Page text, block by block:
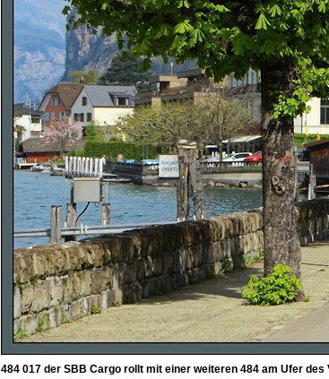
484 017 der SBB Cargo rollt mit einer weiteren 484 am Ufer